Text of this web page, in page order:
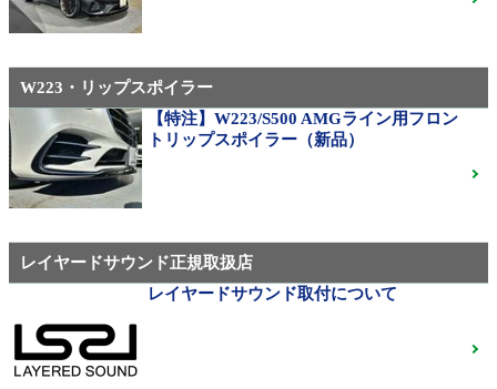
310M Exe Monoblock Exlete鍛造23インチ W463A G63
用サイズ（379）
ベンツ中古ホイル・タイヤ
W223・リップスポイラー
【特注】W223/S500 AMGライン用フロン
トリップスポイラー（新品）
レイヤードサウンド正規取扱店
レイヤードサウンド取付について